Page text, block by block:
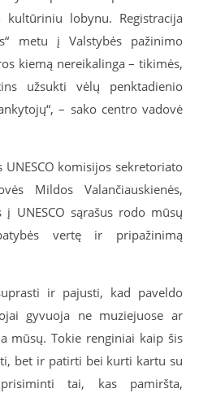
lobynu. Registracija
metu į Valstybės pažinimo
kiemą nereikalinga – tikimės,
užsukti vėlų penktadienio
– sako centro vadovė
komisijos sekretoriato
Mildos Valančiauskienės,
UNESCO sąrašus rodo mūsų
vertę ir pripažinimą
ir pajusti, kad paveldo
gyvuoja ne muziejuose ar
mūsų. Tokie renginiai kaip šis
bet ir patirti bei kurti kartu su
tai, kas pamiršta,